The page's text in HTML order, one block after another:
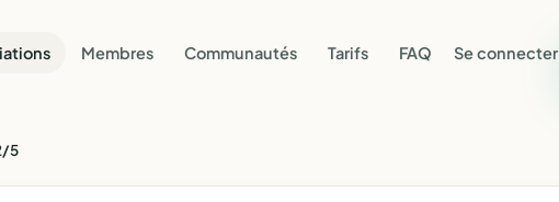
Membres Communautés Tarifs FAQ Se connecter
5